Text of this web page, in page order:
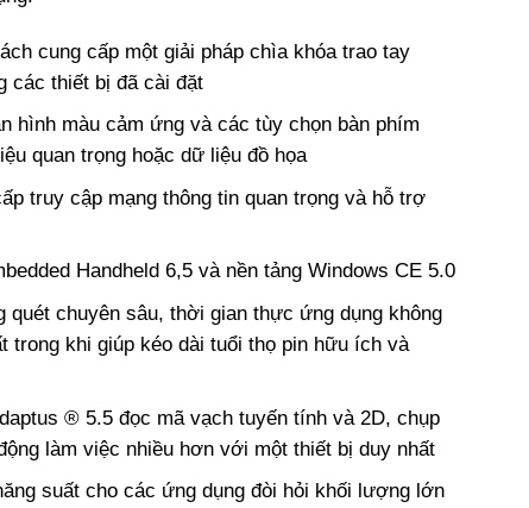
cung cấp một giải pháp chìa khóa trao tay
các thiết bị đã cài đặt
màu cảm ứng và các tùy chọn bàn phím
quan trọng hoặc dữ liệu đồ họa
truy cập mạng thông tin quan trọng và hỗ trợ
Handheld 6,5 và nền tảng Windows CE 5.0
chuyên sâu, thời gian thực ứng dụng không
trong khi giúp kéo dài tuổi thọ pin hữu ích và
® 5.5 đọc mã vạch tuyến tính và 2D, chụp
làm việc nhiều hơn với một thiết bị duy nhất
suất cho các ứng dụng đòi hỏi khối lượng lớn